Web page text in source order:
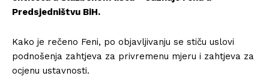
Predsjedništvu BiH.
Kako je rečeno Feni, po objavljivanju se stiču uslovi
podnošenja zahtjeva za privremenu mjeru i zahtjeva za
ocjenu ustavnosti.